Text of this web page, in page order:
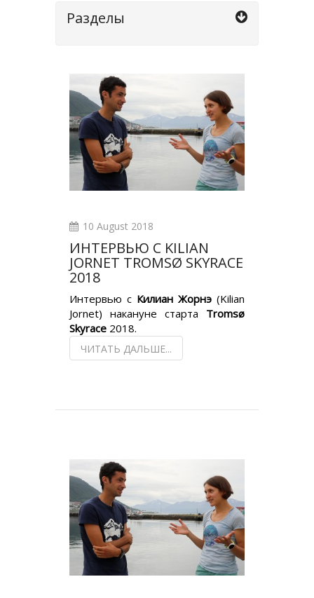
Разделы
10 August 2018
ИНТЕРВЬЮ С KILIAN
JORNET TROMSØ SKYRACE
2018
Интервью с Килиан Жорнэ (Kilian
Jornet) накануне старта Tromsø
Skyrace 2018.
ЧИТАТЬ ДАЛЬШЕ...